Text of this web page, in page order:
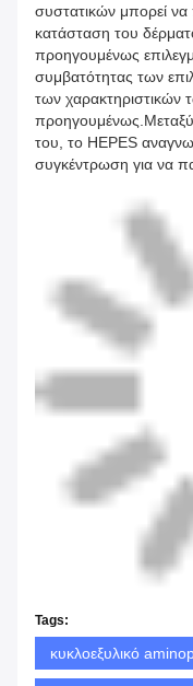
συστατικών μπορεί να
κατάσταση του
προηγουμένως
συμβατότητας των
των χαρακτηριστικών
του, το HEPES
συγκέντρωση για να
Tags:
κυκλοεξυλικό